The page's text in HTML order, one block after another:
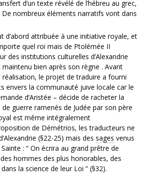
d’un texte révélé de l’hébreu au grec,
nombreux éléments narratifs vont dans
d’abord attribuée à une initiative royale, et
quel roi mais de Ptolémée II
des institutions culturelles d’Alexandrie
maintenu bien après son règne . Avant
le projet de traduire a fourni
envers la communauté juive locale car le
d’Aristée – décide de racheter la
guerre ramenés de Judée par son père
est même intégralement
de Démétrios, les traducteurs ne
(§22-25) mais des sages venus
: “ On écrira au grand prêtre de
des hommes des plus honorables, des
la science de leur Loi ” (§32).